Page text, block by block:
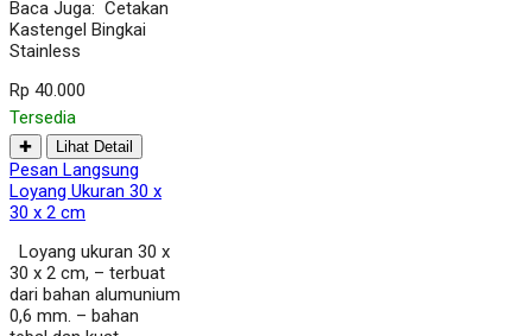
Baca Juga: Cetakan
Kastengel Bingkai
Stainless
Rp 40.000
Tersedia
✚ Lihat Detail
Pesan Langsung
Loyang Ukuran 30 x
30 x 2 cm
Loyang ukuran 30 x
30 x 2 cm, – terbuat
dari bahan alumunium
0,6 mm. – bahan